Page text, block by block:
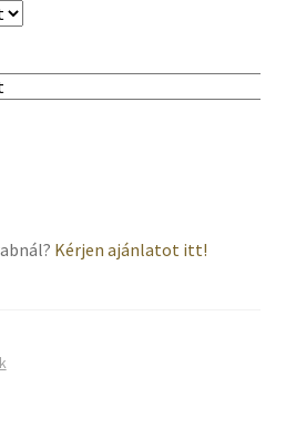
Kérjen ajánlatot itt!